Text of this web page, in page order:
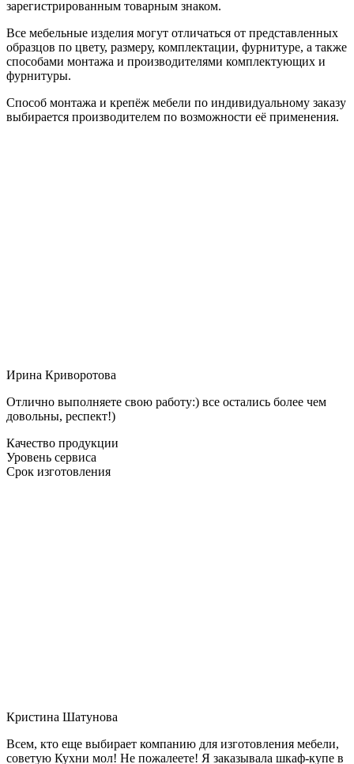
зарегистрированным товарным знаком.
Все мебельные изделия могут отличаться от представленных
образцов по цвету, размеру, комплектации, фурнитуре, а также
способами монтажа и производителями комплектующих и
фурнитуры.
Способ монтажа и крепёж мебели по индивидуальному заказу
выбирается производителем по возможности её применения.
Ирина Криворотова
Отлично выполняете свою работу:) все остались более чем
довольны, респект!)
Качество продукции
Уровень сервиса
Срок изготовления
Кристина Шатунова
Всем, кто еще выбирает компанию для изготовления мебели,
советую Кухни мол! Не пожалеете! Я заказывала шкаф-купе в